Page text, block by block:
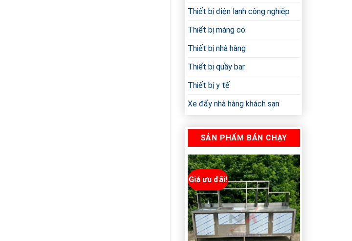
Thiết bị điện lạnh công nghiệp
Thiết bị màng co
Thiết bị nhà hàng
Thiết bị quầy bar
Thiết bị y tế
Xe đẩy nhà hàng khách sạn
SẢN PHẨM BÁN CHẠY
Giá ưu đãi!